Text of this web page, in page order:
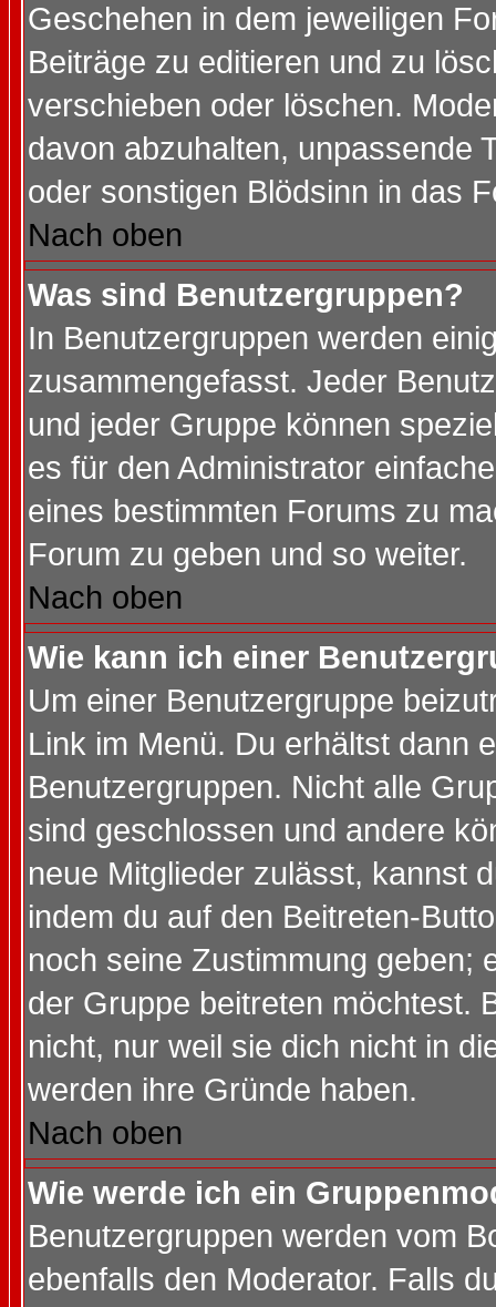
Geschehen in dem jeweiligen
Beiträge zu editieren und zu
verschieben oder löschen.
davon abzuhalten, unpassende
oder sonstigen Blödsinn in das
Nach oben
Was sind Benutzergruppen?
In Benutzergruppen werden
zusammengefasst. Jeder
und jeder Gruppe können
es für den Administrator
eines bestimmten Forums zu
Forum zu geben und so weiter.
Nach oben
Wie kann ich einer
Um einer Benutzergruppe
Link im Menü. Du erhältst dann
Benutzergruppen. Nicht alle
sind geschlossen und andere
neue Mitglieder zulässt, kannst
indem du auf den Beitreten-
noch seine Zustimmung geben;
der Gruppe beitreten möchtest.
nicht, nur weil sie dich nicht in
werden ihre Gründe haben.
Nach oben
Wie werde ich ein
Benutzergruppen werden vom
ebenfalls den Moderator. Falls